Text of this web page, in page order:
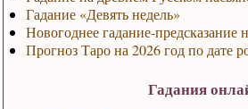
Гадание «Девять недель»
Новогоднее гадание-предсказание
Прогноз Таро на 2026 год по дате
Гадания